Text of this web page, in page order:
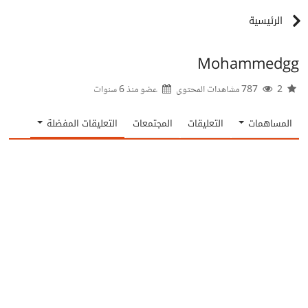
الرئيسية
Mohammedgg
عضو منذ6 سنوات
المساهمات التعليقات المجتمعات التعليقات المفضلة